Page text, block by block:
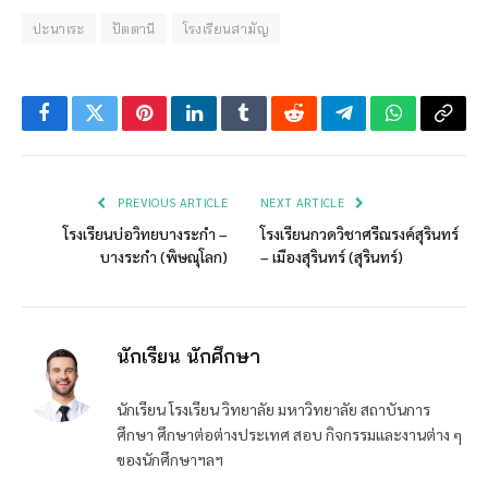
ปะนาเระ ปัตตานี โรงเรียนสามัญ
FacebookTwitterPinterestLinkedInTumblrRedditTelegramWhatsApp
Copy
PREVIOUS ARTICLE
โรงเรียนบ่อวิทยบางระกำ –
บางระกำ (พิษณุโลก)
NEXT ARTICLE
โรงเรียนกวดวิชาศรีณรงค์สุรินทร์
– เมืองสุรินทร์ (สุรินทร์)
นักเรียน นักศึกษา
นักเรียน โรงเรียน วิทยาลัย มหาวิทยาลัย สถาบันการ
ศึกษา ศึกษาต่อต่างประเทศ สอบ กิจกรรมและงานต่าง ๆ
ของนักศึกษาฯลฯ